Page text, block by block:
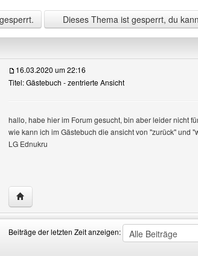
Dieses Thema ist gesperrt, du
Profile anzeigen
16.03.2020 um 22:16
Titel: Gästebuch - zentrierte Ansicht
hallo, habe hier im Forum gesucht, bin aber leider nicht
wie kann ich im Gästebuch die ansicht von "zurück" und
LG Ednukru
Website dieses Benutzers besuchen: ednukru-
Beiträge der letzten Zeit anzeigen: